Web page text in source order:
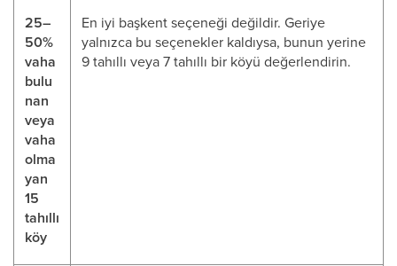
25–
50%
vaha
bulu
nan
veya
vaha
olma
yan
15
tahıllı
köy
En iyi başkent seçeneği değildir. Geriye
yalnızca bu seçenekler kaldıysa, bunun yerine
9 tahıllı veya 7 tahıllı bir köyü değerlendirin.